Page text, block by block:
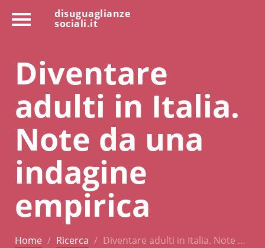
disuguaglianze
sociali.it
Diventare
adulti in Italia.
Note da una
indagine
empirica
Home Ricerca Diventare adulti in Italia. Note …